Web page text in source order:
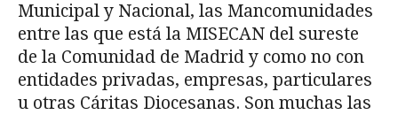
Municipal y Nacional, las Mancomunidades
entre las que está la MISECAN del sureste
de la Comunidad de Madrid y como no con
entidades privadas, empresas, particulares
u otras Cáritas Diocesanas. Son muchas las